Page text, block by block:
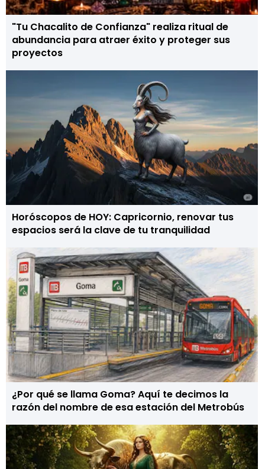
"Tu Chacalito de Confianza" realiza ritual de
abundancia para atraer éxito y proteger sus
proyectos
Horóscopos de HOY: Capricornio, renovar tus
espacios será la clave de tu tranquilidad
¿Por qué se llama Goma? Aquí te decimos la
razón del nombre de esa estación del Metrobús